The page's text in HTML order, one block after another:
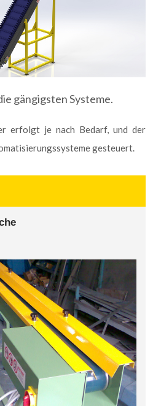
gängigsten Systeme.
erfolgt je nach Bedarf, und der
gesteuert.